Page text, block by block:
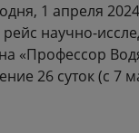
1 апреля
рейс научно-
«Профессор
26 суток (с 7